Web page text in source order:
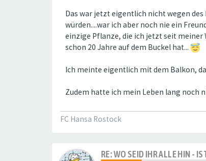
Das war jetzt eigentlich nicht wegen
würden....war ich aber noch nie ein
einzige Pflanze, die ich jetzt seit meiner
schon 20 Jahre auf dem Buckel hat...
Ich meinte eigentlich mit dem Balkon,
Zudem hatte ich mein Leben lang noch
FC Hansa Rostock
RE: WO SEID IHR ALLE HIN -